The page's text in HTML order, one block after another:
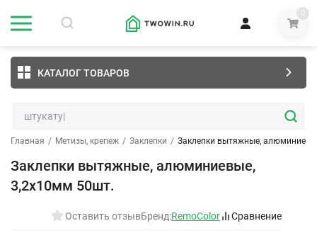
0
КАТАЛОГ ТОВАРОВ
Главная / Метизы, крепеж / Заклепки / Заклепки вытяжные,
Заклепки вытяжные, алюминиевые,
3,2х10мм 50шт.
Оставить отзывБренд:RemoColor Сравнение